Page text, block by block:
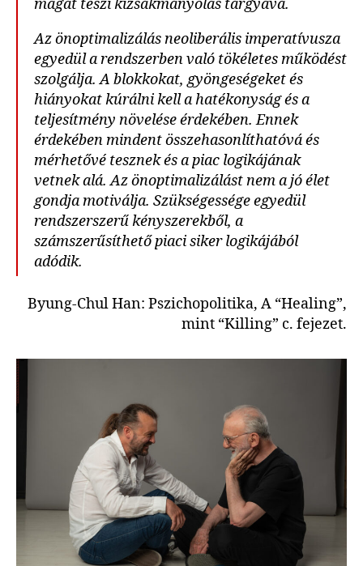
magát teszi kizsákmányolás tárgyává.
Az önoptimalizálás neoliberális imperatívusza
egyedül a rendszerben való tökéletes működést
szolgálja. A blokkokat, gyöngeségeket és
hiányokat kúrálni kell a hatékonyság és a
teljesítmény növelése érdekében. Ennek
érdekében mindent összehasonlíthatóvá és
mérhetővé tesznek és a piac logikájának
vetnek alá. Az önoptimalizálást nem a jó élet
gondja motiválja. Szükségessége egyedül
rendszerszerű kényszerekből, a
számszerűsíthető piaci siker logikájából
adódik.
Byung-Chul Han: Pszichopolitika, A “Healing”,
mint “Killing” c. fejezet.